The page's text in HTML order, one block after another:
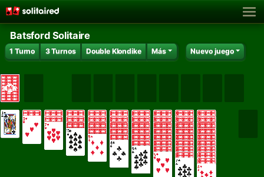
Batsford Solitaire
1 Turno 3 Turnos Double Klondike Más Nuevo juego